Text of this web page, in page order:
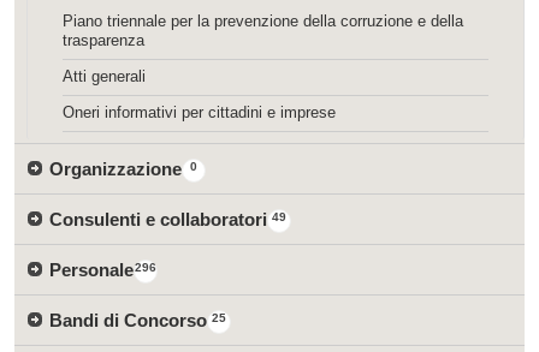
Piano triennale per la prevenzione della corruzione e della
trasparenza
Atti generali
Oneri informativi per cittadini e imprese
0
Organizzazione
49
Consulenti e collaboratori
296
Personale
25
Bandi di Concorso